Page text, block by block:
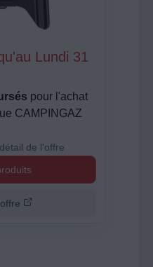
Lundi 31
pour l'achat
CAMPINGAZ
de l'offre